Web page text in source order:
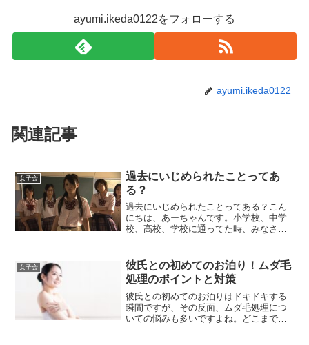
ayumi.ikeda0122をフォローする
ayumi.ikeda0122
関連記事
女子会
過去にいじめられたことってあ
る？
過去にいじめられたことってある？こん
にちは、あーちゃんです。小学校、中学
校、高校、学校に通ってた時、みなさん
なあ？いじめの度合いもいろいろですが
人に嫌な思いさせることは...
女子会
彼氏との初めてのお泊り！ムダ毛
処理のポイントと対策
彼氏との初めてのお泊りはドキドキする
瞬間ですが、その反面、ムダ毛処理につ
いての悩みも多いですよね。どこまで処